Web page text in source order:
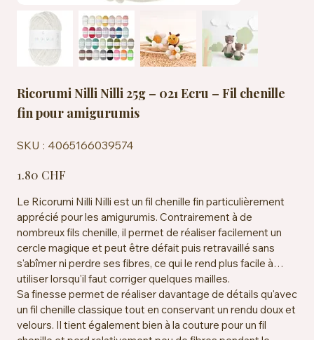
Ricorumi Nilli Nilli 25g – 021 Ecru – Fil chenille
fin pour amigurumis
SKU : 4065166039574
4065166039574
1.80 CHF
Le Ricorumi Nilli Nilli est un fil chenille fin particulièrement
apprécié pour les amigurumis. Contrairement à de
nombreux fils chenille, il permet de réaliser facilement un
cercle magique et peut être défait puis retravaillé sans
s'abîmer ni perdre ses fibres, ce qui le rend plus facile à
utiliser lorsqu'il faut corriger quelques mailles.
Sa finesse permet de réaliser davantage de détails qu'avec
un fil chenille classique tout en conservant un rendu doux et
velours. Il tient également bien à la couture pour un fil